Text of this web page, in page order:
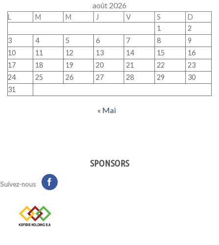
août 2026
L M M J V S
D
1
2
3
4 5 6 7 8
9
10
11 12 13 14 15
16
17
18 19 20 21 22
23
24
25 26 27 28 29
30
31
« Mai
SPONSORS
Suivez-nous